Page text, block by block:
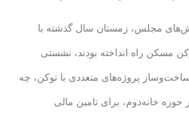
مجلس، زمستان سال گذشته با
مسکن راه انداخته بودند، نشستی
ساخت‌وساز پروژه‌های متعددی با توکن، چه
خانه‌دوم، برای تامین مالی